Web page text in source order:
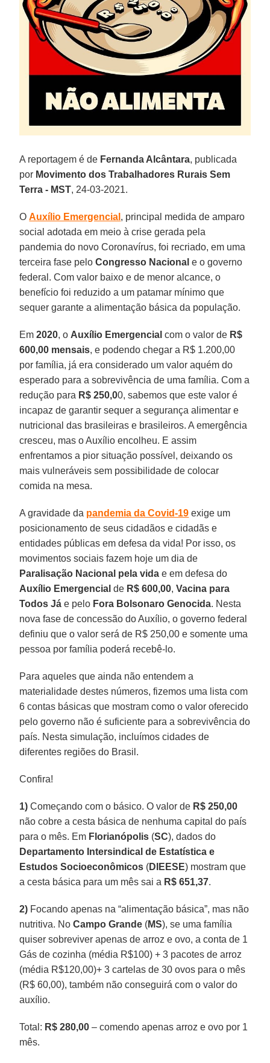
A reportagem é de Fernanda Alcântara, publicada
por Movimento dos Trabalhadores Rurais Sem
Terra - MST, 24-03-2021.
OAuxílio Emergencial , principal medida de amparo
social adotada em meio à crise gerada pela
pandemia do novo Coronavírus, foi recriado, em uma
terceira fase peloCongresso Nacional e o governo
federal. Com valor baixo e de menor alcance, o
benefício foi reduzido a um patamar mínimo que
sequer garante a alimentação básica da população.
Em2020, o Auxílio Emergencial com o valor de R$
600,00 mensais, e podendo chegar a R$ 1.200,00
por família, já era considerado um valor aquém do
esperado para a sobrevivência de uma família. Com a
redução para R$ 250,00, sabemos que este valor é
incapaz de garantir sequer a segurança alimentar e
nutricional das brasileiras e brasileiros. A emergência
cresceu, mas o Auxílio encolheu. E assim
enfrentamos a pior situação possível, deixando os
mais vulneráveis sem possibilidade de colocar
comida na mesa.
A gravidade da pandemia da Covid-19 exige um
posicionamento de seus cidadãos e cidadãs e
entidades públicas em defesa da vida! Por isso, os
movimentos sociais fazem hoje um dia de
Paralisação Nacional pela vida e em defesa do
Auxílio Emergencial de R$ 600,00,Vacina para
Todos Já e pelo Fora Bolsonaro Genocida. Nesta
nova fase de concessão do Auxílio, o governo federal
definiu que o valor será de R$ 250,00 e somente uma
pessoa por família poderá recebê-lo.
Para aqueles que ainda não entendem a
materialidade destes números, fizemos uma lista com
6 contas básicas que mostram como o valor oferecido
pelo governo não é suficiente para a sobrevivência do
país. Nesta simulação, incluímos cidades de
diferentes regiões do Brasil.
Confira!
1) Começando com o básico. O valor de R$ 250,00
não cobre a cesta básica de nenhuma capital do país
para o mês. Em Florianópolis (SC), dados do
Departamento Intersindical de Estatística e
Estudos Socioeconômicos (DIEESE) mostram que
a cesta básica para um mês sai a R$ 651,37.
2) Focando apenas na “alimentação básica”, mas não
nutritiva. No Campo Grande (MS), se uma família
quiser sobreviver apenas de arroz e ovo, a conta de 1
Gás de cozinha (média R$100) + 3 pacotes de arroz
(média R$120,00)+ 3 cartelas de 30 ovos para o mês
(R$ 60,00), também não conseguirá com o valor do
auxílio.
Total: R$ 280,00 – comendo apenas arroz e ovo por 1
mês.